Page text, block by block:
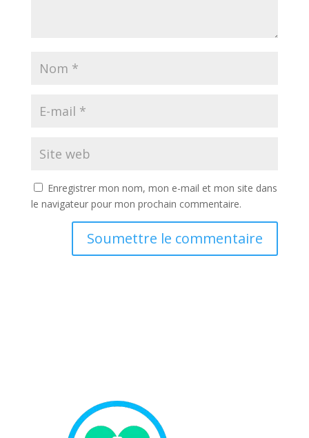
Enregistrer mon nom, mon e-mail et mon site dans
le navigateur pour mon prochain commentaire.
Soumettre le commentaire